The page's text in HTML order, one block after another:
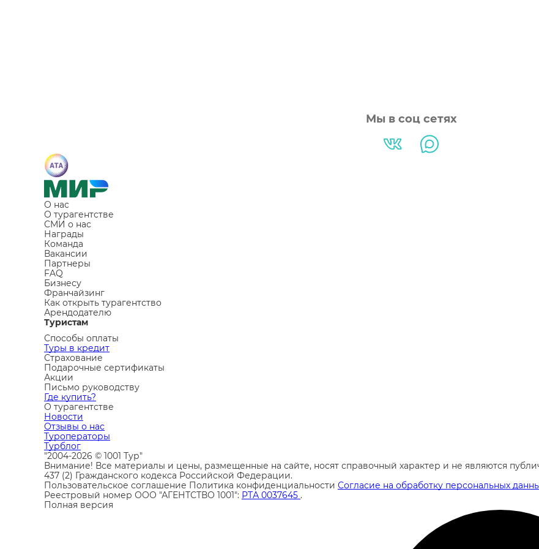
Мы в соц сетях
О нас
О турагентстве
СМИ о нас
Награды
Команда
Вакансии
Партнеры
FAQ
Бизнесу
Франчайзинг
Как открыть турагентство
Арендодателю
Туристам
Способы оплаты
Туры в кредит
Страхование
Подарочные сертификаты
Акции
Письмо руководству
Где купить?
О турагентстве
Новости
Отзывы о нас
Туроператоры
Турблог
"2004-2026 © 1001 Тур"
Внимание! Все материалы и цены, размещенные на сайте, носят справочный характер и не являются
437 (2) Гражданского кодекса Российской Федерации.
Пользовательское соглашение Политика конфиденциальности Согласие на обработку персональных
Реестровый номер ООО "АГЕНТСТВО 1001": РТА 0037645 .
Полная версия